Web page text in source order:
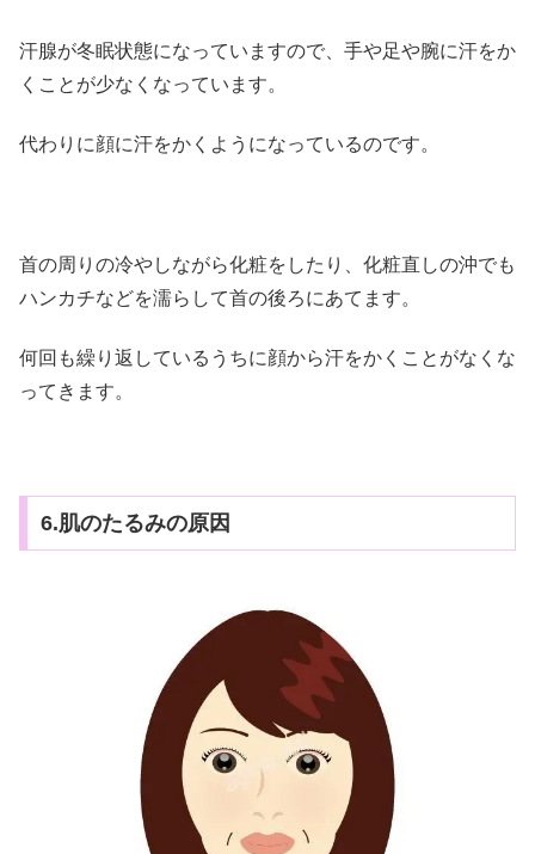
汗腺が冬眠状態になっていますので、手や足や腕に汗をか
くことが少なくなっています。
代わりに顔に汗をかくようになっているのです。
首の周りの冷やしながら化粧をしたり、化粧直しの沖でも
ハンカチなどを濡らして首の後ろにあてます。
何回も繰り返しているうちに顔から汗をかくことがなくな
ってきます。
6.肌のたるみの原因